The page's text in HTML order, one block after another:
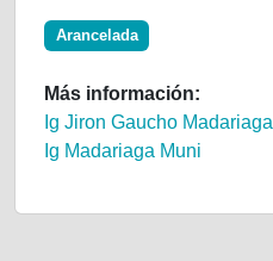
Arancelada
Más información:
Ig Jiron Gaucho Madariaga
Ig Madariaga Muni